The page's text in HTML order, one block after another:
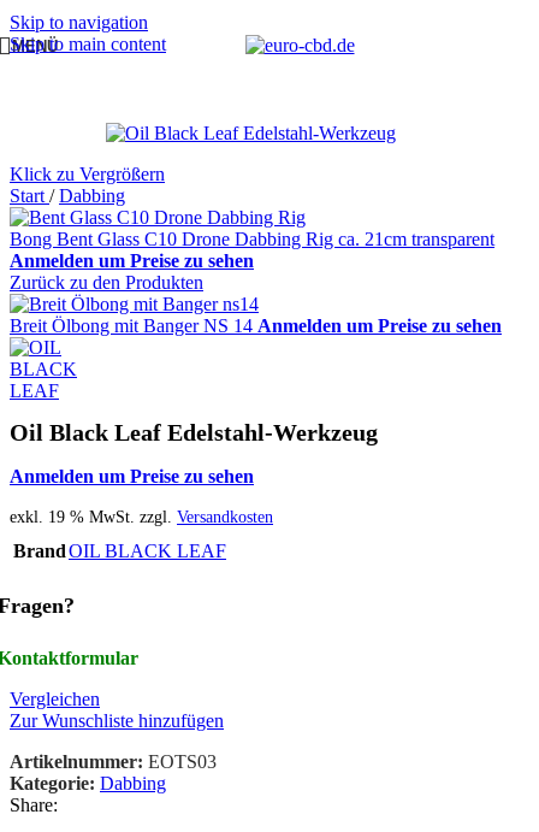
Skip to navigation
Skip to main content
MENÜ
Klick zu Vergrößern
Start / Dabbing
Bong Bent Glass C10 Drone Dabbing Rig ca. 21cm transparent
Anmelden um Preise zu sehen
Zurück zu den Produkten
Breit Ölbong mit Banger NS 14 Anmelden um Preise zu sehen
Oil Black Leaf Edelstahl-Werkzeug
Anmelden um Preise zu sehen
exkl. 19 % MwSt. zzgl. Versandkosten
BrandOIL BLACK LEAF
Vergleichen
Zur Wunschliste hinzufügen
Artikelnummer: EOTS03
Kategorie: Dabbing
Share: